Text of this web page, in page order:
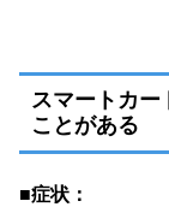
スマートカー
ことがある
■症状：